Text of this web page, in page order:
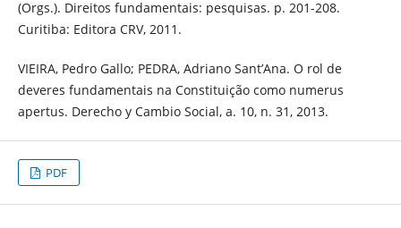
(Orgs.). Direitos fundamentais: pesquisas. p. 201-208.
Curitiba: Editora CRV, 2011.
VIEIRA, Pedro Gallo; PEDRA, Adriano Sant’Ana. O rol de
deveres fundamentais na Constituição como numerus
apertus. Derecho y Cambio Social, a. 10, n. 31, 2013.
PDF